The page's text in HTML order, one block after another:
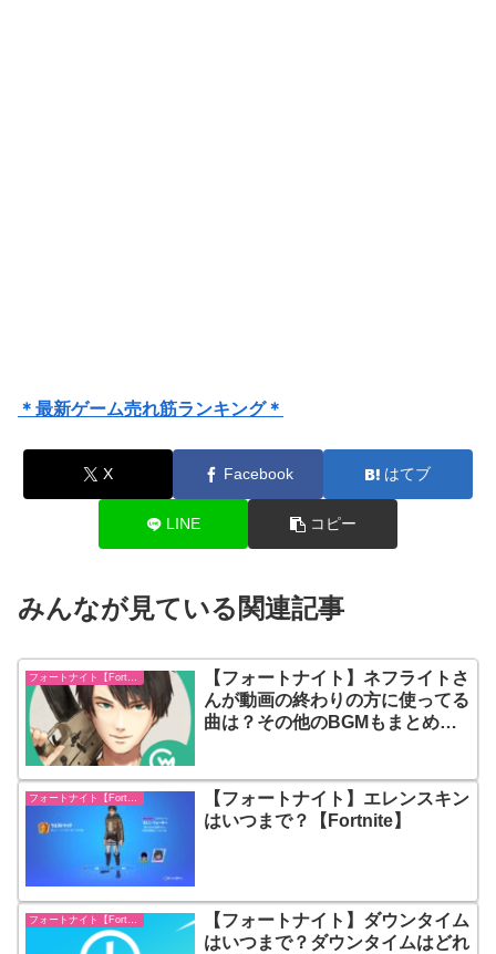
＊最新ゲーム売れ筋ランキング＊
X Facebook はてブ
LINE コピー
みんなが見ている関連記事
【フォートナイト】ネフライトさ
んが動画の終わりの方に使ってる
曲は？その他のBGMもまとめて
フォートナイト【Fortnite】
【フォートナイト】エレンスキン
はいつまで？【Fortnite】
フォートナイト【Fortnite】
【フォートナイト】ダウンタイム
はいつまで？ダウンタイムはどれ